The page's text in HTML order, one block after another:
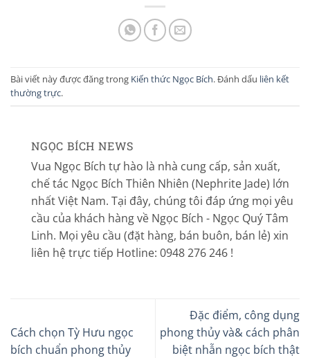
Bài viết này được đăng trong Kiến thức Ngọc Bích. Đánh dấu liên kết
thường trực.
NGỌC BÍCH NEWS
Vua Ngọc Bích tự hào là nhà cung cấp, sản xuất,
chế tác Ngọc Bích Thiên Nhiên (Nephrite Jade) lớn
nhất Việt Nam. Tại đây, chúng tôi đáp ứng mọi yêu
cầu của khách hàng về Ngọc Bích - Ngọc Quý Tâm
Linh. Mọi yêu cầu (đặt hàng, bán buôn, bán lẻ) xin
liên hệ trực tiếp Hotline: 0948 276 246 !
Cách chọn Tỳ Hưu ngọc
bích chuẩn phong thủy
Đặc điểm, công dụng
phong thủy và& cách phân
biệt nhẫn ngọc bích thật